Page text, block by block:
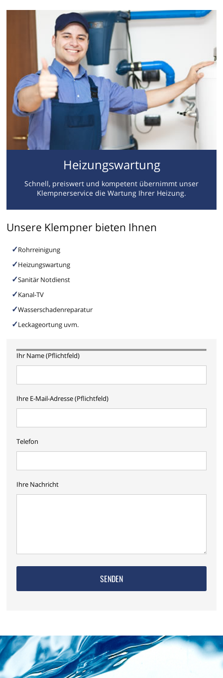
Heizungswartung
Schnell, preiswert und kompetent übernimmt unser
Klempnerservice die Wartung Ihrer Heizung.
Unsere Klempner bieten Ihnen
Rohrreinigung
Heizungswartung
Sanitär Notdienst
Kanal-TV
Wasserschadenreparatur
Leckageortung uvm.
Ihr Name (Pflichtfeld)
Ihre E-Mail-Adresse (Pflichtfeld)
Telefon
Ihre Nachricht